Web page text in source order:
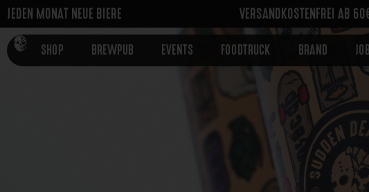
JEDEN MONAT NEUE BIERE VERSANDKOSTENFREI AB
SHOP BREWPUB EVENTS FOODTRUCK BRAND